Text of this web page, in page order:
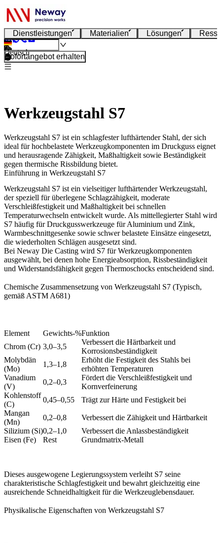
Dienstleistungen Materialien Lösungen
Deutsch
Sofortangebot erhalten
Werkzeugstahl S7
Werkzeugstahl S7 ist ein schlagfester lufthärtender Stahl, der sich
ideal für hochbelastete Werkzeugkomponenten im Druckguss eignet
und herausragende Zähigkeit, Maßhaltigkeit sowie Beständigkeit
gegen thermische Rissbildung bietet.
Einführung in Werkzeugstahl S7
Werkzeugstahl S7 ist ein vielseitiger lufthärtender Werkzeugstahl,
der speziell für überlegene Schlagzähigkeit, moderate
Verschleißfestigkeit und Maßhaltigkeit bei schnellen
Temperaturwechseln entwickelt wurde. Als mittellegierter Stahl wird
S7 häufig für Druckgusswerkzeuge für Aluminium und Zink,
Warmbeschnittgesenke sowie schwer belastete Einsätze eingesetzt,
die wiederholten Schlägen ausgesetzt sind.
Bei Neway Die Casting wird S7 fürWerkzeugkomponenten
ausgewählt, bei denen hohe Energieabsorption, Rissbeständigkeit
und Widerstandsfähigkeit gegen Thermoschocks entscheidend sind.
Chemische Zusammensetzung von Werkzeugstahl S7 (Typisch,
gemäß ASTM A681)
Element Gewichts-%Funktion
Chrom (Cr) 3,0–3,5
Verbessert die Härtbarkeit und
Korrosionsbeständigkeit
Molybdän
(Mo)
1,3–1,8
Erhöht die Festigkeit des Stahls bei
erhöhten Temperaturen
Vanadium
(V)
0,2–0,3
Fördert die Verschleißfestigkeit und
Kornverfeinerung
Kohlenstoff
(C)
0,45–0,55
Trägt zur Härte und Festigkeit bei
Mangan
(Mn)
0,2–0,8
Verbessert die Zähigkeit und Härtbarkeit
Silizium (Si)0,2–1,0
Verbessert die Anlassbeständigkeit
Eisen (Fe)
Rest Grundmatrix-Metall
Dieses ausgewogene Legierungssystem verleiht S7 seine
charakteristische Schlagfestigkeit und bewahrt gleichzeitig eine
ausreichende Schneidhaltigkeit für die Werkzeuglebensdauer.
Physikalische Eigenschaften von Werkzeugstahl S7